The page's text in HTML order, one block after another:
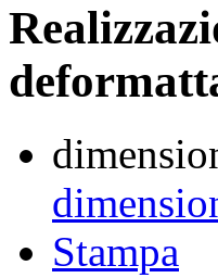
Stampa